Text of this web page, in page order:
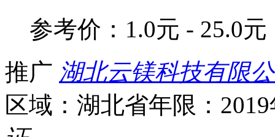
参考价： 1.0元 - 25.0元
推广 湖北云镁科技有限
区域：湖北省年限：